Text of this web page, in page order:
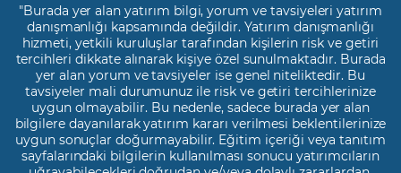
"Burada yer alan yatırım bilgi, yorum ve tavsiyeleri yatırım
danışmanlığı kapsamında değildir. Yatırım danışmanlığı
hizmeti, yetkili kuruluşlar tarafından kişilerin risk ve getiri
tercihleri dikkate alınarak kişiye özel sunulmaktadır. Burada
yer alan yorum ve tavsiyeler ise genel niteliktedir. Bu
tavsiyeler mali durumunuz ile risk ve getiri tercihlerinize
uygun olmayabilir. Bu nedenle, sadece burada yer alan
bilgilere dayanılarak yatırım kararı verilmesi beklentilerinize
uygun sonuçlar doğurmayabilir. Eğitim içeriği veya tanıtım
sayfalarındaki bilgilerin kullanılması sonucu yatırımcıların